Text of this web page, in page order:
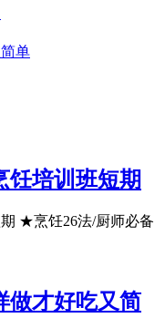
单
饪培训班短期
★烹饪26法/厨师必备
做才好吃又简